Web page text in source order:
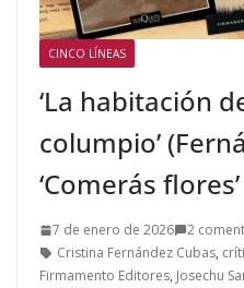
CINCO LÍNEAS
‘La habitación
columpio’
‘Comerás
7 de enero de 2026
2
Cristina Fernández Cubas,
Firmamento Editores, Josechu